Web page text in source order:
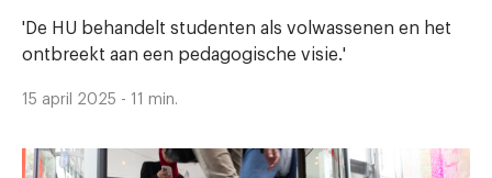
'De HU behandelt studenten als volwassenen en het
ontbreekt aan een pedagogische visie.'
15 april 2025 - 11 min.